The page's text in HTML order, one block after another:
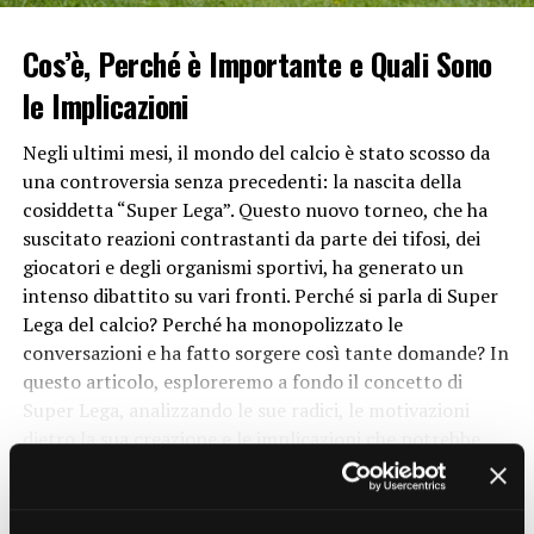
che una palla più allungata e ovale avrebbe potuto
offrire un maggiore controllo e precisione nei passaggi e
nei calci. Questo ha portato all’introduzione del pallone
essere la scelta ottimale per le esigenze del gioco.
Vantaggi della forma ovale
1. Migliore controllo di palla
La forma ovale del pallone da rugby consente ai
giocatori di eseguire passaggi e calci con maggiore
precisione e controllo rispetto a una palla rotonda.
L’ovale fornisce una superficie più ampia per il contatto
con le mani, consentendo ai giocatori di afferrare
saldamente la palla e manipolarla secondo le loro
Cos’è, Perché è Importante e Quali Sono
le Implicazioni
Negli ultimi mesi, il mondo del calcio è stato scosso da
una controversia senza precedenti: la nascita della
cosiddetta “Super Lega”. Questo nuovo torneo, che ha
suscitato reazioni contrastanti da parte dei tifosi, dei
giocatori e degli organismi sportivi, ha generato un
intenso dibattito su vari fronti. Perché si parla di Super
Lega del calcio? Perché ha monopolizzato le
conversazioni e ha fatto sorgere così tante domande? In
questo articolo, esploreremo a fondo il concetto di
Super Lega, analizzando le sue radici, le motivazioni
dietro la sua creazione e le implicazioni che potrebbe